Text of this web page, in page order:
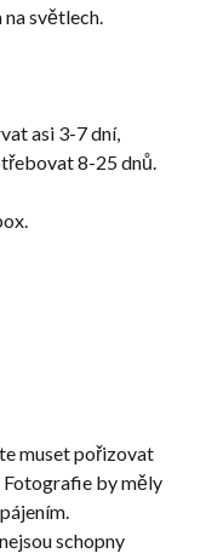
světlech.
asi 3-7 dní,
8-25 dnů.
muset pořizovat
Fotografie by měly
schopny